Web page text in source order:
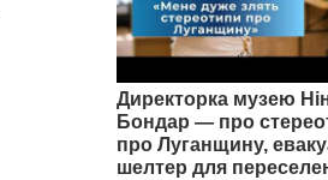
Директорка музею
Бондар — про
про Луганщину,
шелтер для